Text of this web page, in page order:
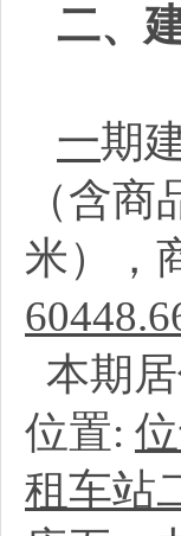
二、
一期
（含
米），
本期
位置:
租车站